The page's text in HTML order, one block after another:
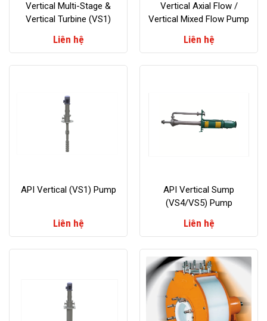
Vertical Multi-Stage &
Vertical Turbine (VS1)
Liên hệ
Vertical Axial Flow /
Vertical Mixed Flow Pump
Liên hệ
API Vertical (VS1) Pump
Liên hệ
API Vertical Sump
(VS4/VS5) Pump
Liên hệ